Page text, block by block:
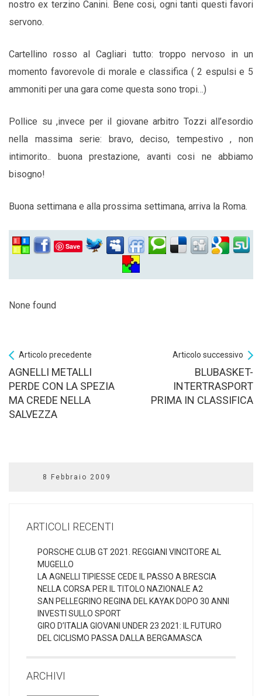
nostro ex terzino Canini. Bene cosi, ogni tanti questi favori
servono.
Cartellino rosso al Cagliari tutto: troppo nervoso in un
momento favorevole di morale e classifica ( 2 espulsi e 5
ammoniti per una gara come questa sono tropi…)
Pollice su ,invece per il giovane arbitro Tozzi all’esordio
nella massima serie: bravo, deciso, tempestivo , non
intimorito.. buona prestazione, avanti cosi ne abbiamo
bisogno!
Buona settimana e alla prossima settimana, arriva la Roma.
Save
None found
Articolo precedente
AGNELLI METALLI
PERDE CON LA SPEZIA
MA CREDE NELLA
SALVEZZA
Articolo successivo
BLUBASKET-
INTERTRASPORT
PRIMA IN CLASSIFICA
8 Febbraio 2009
ARTICOLI RECENTI
PORSCHE CLUB GT 2021. REGGIANI VINCITORE AL
MUGELLO
LA AGNELLI TIPIESSE CEDE IL PASSO A BRESCIA
NELLA CORSA PER IL TITOLO NAZIONALE A2
SAN PELLEGRINO REGINA DEL KAYAK DOPO 30 ANNI
INVESTI SULLO SPORT
GIRO D’ITALIA GIOVANI UNDER 23 2021: IL FUTURO
DEL CICLISMO PASSA DALLA BERGAMASCA
ARCHIVI